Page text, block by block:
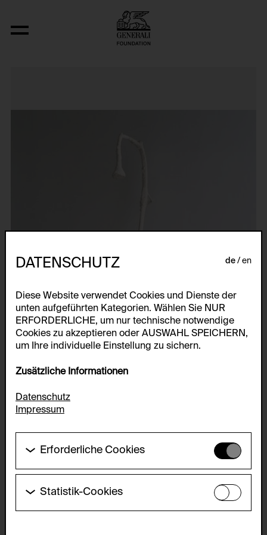
Genealogie des Ungreifbaren
DATENSCHUTZ de en
Diese Website verwendet Cookies und Dienste der
unten aufgeführten Kategorien. Wählen Sie NUR
ERFORDERLICHE, um nur technische notwendige
Cookies zu akzeptieren oder AUSWAHL SPEICHERN,
um Ihre individuelle Einstellung zu sichern.
Zusätzliche Informationen
Datenschutz
Impressum
Erforderliche Cookies
Grundfunktionalität dieser Website zu ermöglichen.
Diese Cookies können daher nicht deaktiviert
werden.
Statistik-Cookies